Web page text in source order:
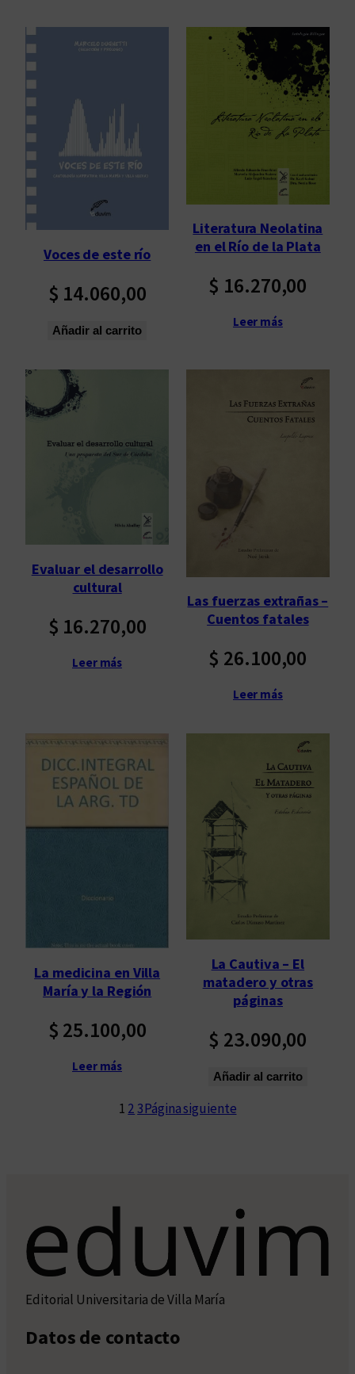
Voces de este río
$ 14.060,00
Añadir al carrito
Literatura Neolatina
en el Río de la Plata
$ 16.270,00
Leer más
Evaluar el desarrollo
cultural
$ 16.270,00
Leer más
Las fuerzas extrañas –
Cuentos fatales
$ 26.100,00
Leer más
La medicina en Villa
María y la Región
$ 25.100,00
Leer más
La Cautiva – El
matadero y otras
páginas
$ 23.090,00
Añadir al carrito
1 23Página siguiente
Editorial Universitaria de Villa María
Datos de contacto